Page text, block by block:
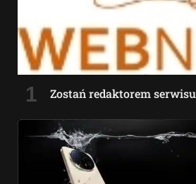
Zostań redaktorem